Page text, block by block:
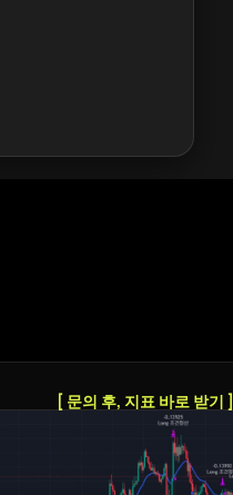
[ 문의 후, 지표 바로 받기 ]